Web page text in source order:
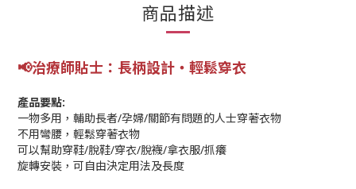
商品描述
📢治療師貼士 ：長柄設計 ‧輕鬆穿衣
產品要點:
一物多用，輔助長者/孕婦/關節有問題的人士穿著衣物
不用彎腰，輕鬆穿著衣物
可以幫助穿鞋/脫鞋/穿衣/脫襪/拿衣服/抓癢
旋轉安裝，可自由決定用法及長度